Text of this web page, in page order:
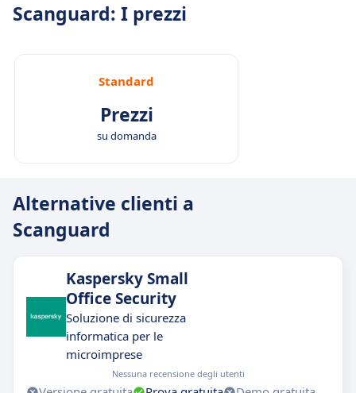
Scanguard: I prezzi
Standard
Prezzi
su domanda
Alternative clienti a
Scanguard
Kaspersky Small
Office Security
Soluzione di sicurezza
informatica per le
microimprese
Nessuna recensione degli utenti